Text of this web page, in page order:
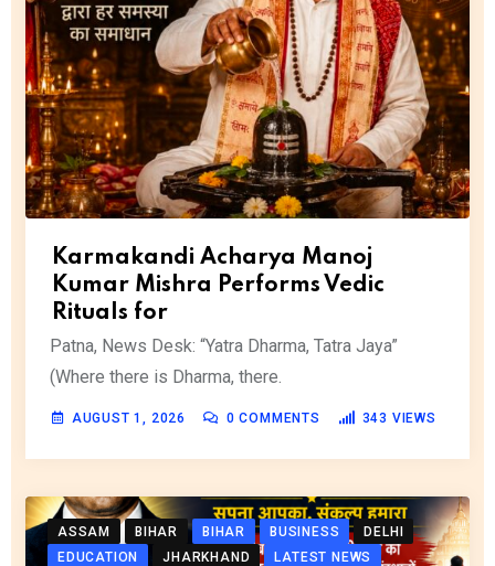
Karmakandi Acharya Manoj
Kumar Mishra Performs Vedic
Rituals for
Patna, News Desk: “Yatra Dharma, Tatra Jaya”
(Where there is Dharma, there.
AUGUST 1, 2026 0 COMMENTS 343 VIEWS
ASSAM BIHAR BIHAR BUSINESS
DELHI
EDUCATION
JHARKHAND
LATEST NEWS